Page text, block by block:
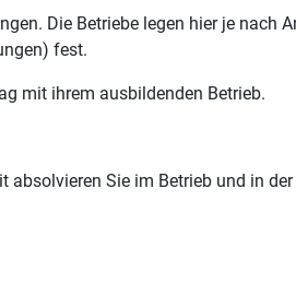
Die Betriebe legen hier je nach
fest.
mit ihrem ausbildenden Betrieb.
Sie im Betrieb und in